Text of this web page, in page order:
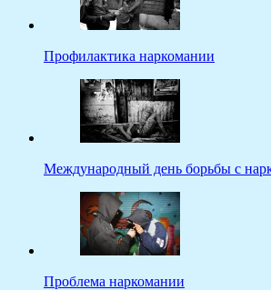
Профилактика наркомании
Международный день борьбы с
Проблема наркомании